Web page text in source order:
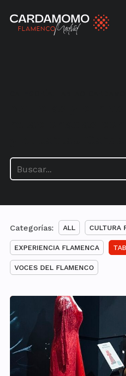
Categorías: ALL CULTURA
EXPERIENCIA FLAMENCA
VOCES DEL FLAMENCO